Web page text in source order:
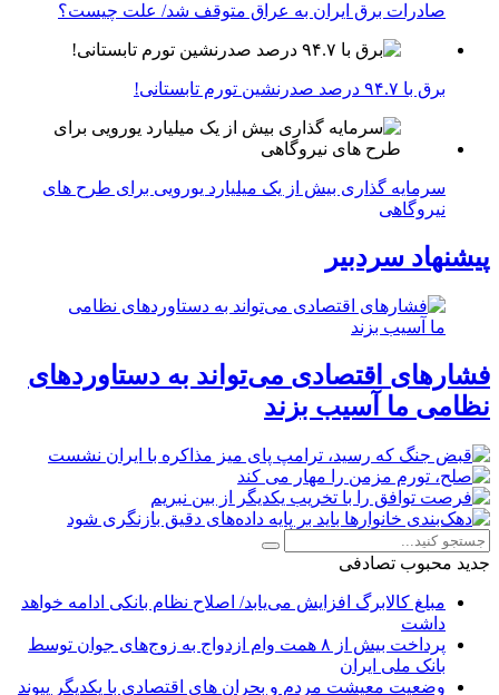
صادرات برق ایران به عراق متوقف شد/ علت چیست؟
برق با ۹۴.۷ درصد صدرنشین تورم تابستانی!
سرمایه گذاری بیش از یک میلیارد یورویی برای طرح های
نیروگاهی
پیشنهاد سردبیر
فشارهای اقتصادی می‌تواند به دستاوردهای
نظامی ما آسیب بزند
جدید محبوب تصادفی
مبلغ کالابرگ افزایش می‌یابد/ اصلاح نظام بانکی ادامه خواهد
داشت
پرداخت بیش از ۸ همت وام ازدواج به زوج‌های جوان توسط
بانک ملی ایران
وضعیت معیشت مردم و بحران های اقتصادی با یکدیگر پیوند